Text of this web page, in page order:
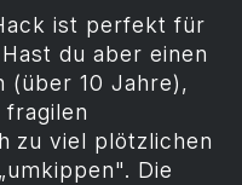
ist perfekt für
du aber einen
(über 10 Jahre),
zu viel plötzlichen
Die